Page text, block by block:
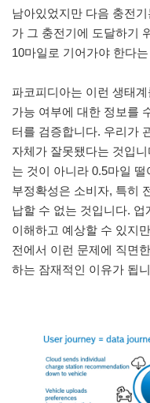
남아있었지만 다음 충전
가 그 충전기에 도달하기
10마일로 기어가야 한다
파코피디아는 이런 생태
가능 여부에 대한 정보를
터를 검증합니다. 우리가
자체가 잘못됐다는 것입
는 것이 아니라 0.5마일
부정확성은 소비자, 특히
납할 수 없는 것입니다.
이해하고 예상할 수 있지
전에서 이런 문제에 직면
하는 잠재적인 이유가 됩